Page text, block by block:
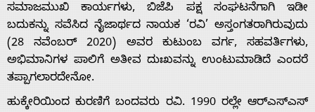
ಸಮಾಜಮುಖಿ ಕಾರ್ಯಗಳು, ಬಿಜೆಪಿ ಪಕ್ಷ ಸಂಘಟನೆಗಾಗಿ ಇಡೀ
ಬದುಕನ್ನು ಸವೆಸಿದ ನೈಜಾರ್ಥದ ನಾಯಕ ‘ರವಿ’ ಅಸ್ತಂಗತರಾಗಿರುವುದು
(28 ನವೆಂಬರ್ 2020) ಅವರ ಕುಟುಂಬ ವರ್ಗ, ಸಹವರ್ತಿಗಳು,
ಅಭಿಮಾನಿಗಳ ಪಾಲಿಗೆ ಅತೀವ ದುಃಖವನ್ನು ಉಂಟುಮಾಡಿದೆ ಎಂದರೆ
ತಪ್ಪಾಗಲಾರದೇನೋ.
ಹುಕ್ಕೇರಿಯಿಂದ ಕುರಣಿಗೆ ಬಂದವರು ರವಿ. 1990 ರಲ್ಲೇ ಆರ್‌ಎಸ್‌ಎಸ್